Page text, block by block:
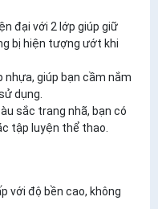
đại với 2 lớp giúp giữ
bị hiện tượng ướt khi
giúp bạn cầm nắm
dụng.
sắc trang nhã, bạn có
tập luyện thể thao.
với độ bền cao, không